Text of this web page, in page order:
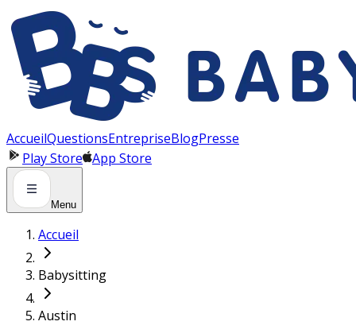
AccueilQuestionsEntrepriseBlogPresse
Play Store App Store
Menu
Accueil
Babysitting
Austin
Panneau de gestion des cookies